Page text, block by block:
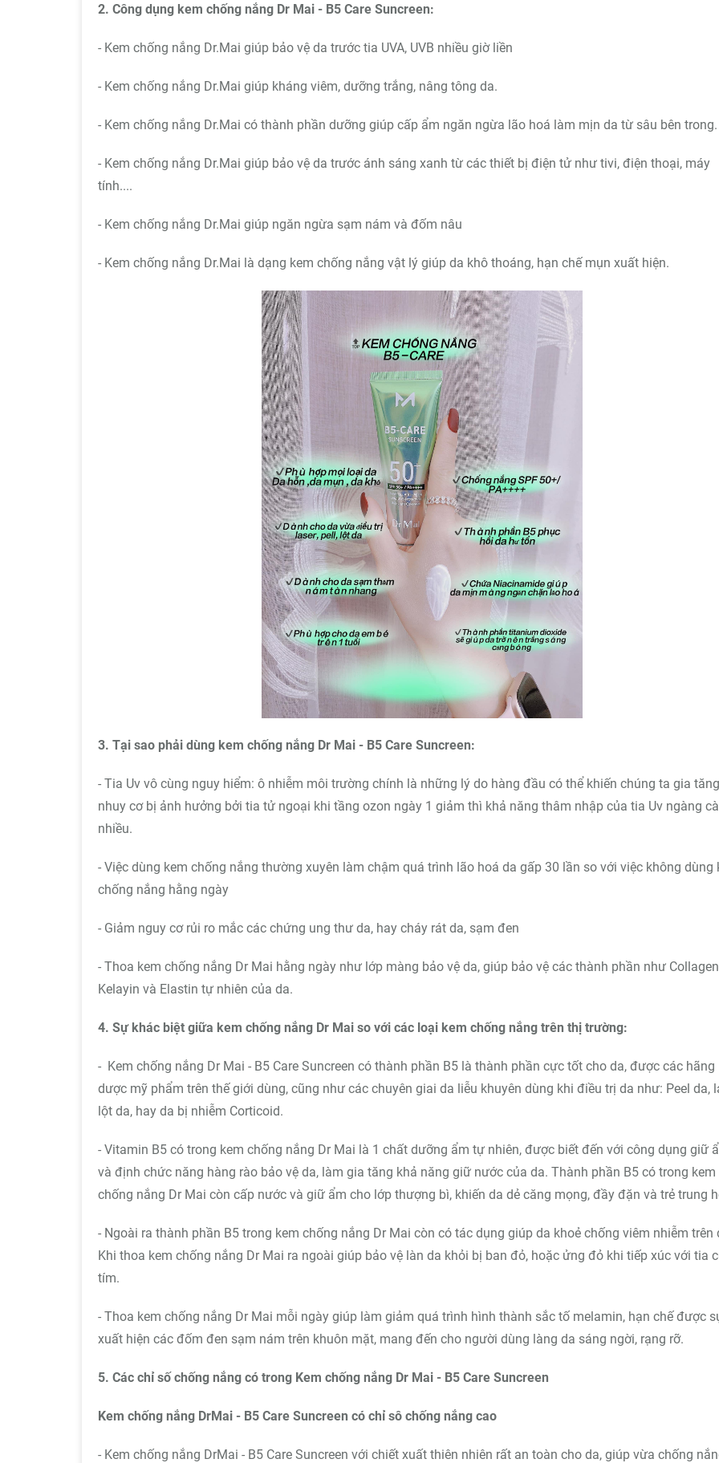
2. Công dụng kem chống nắng Dr Mai - B5 Care Suncreen:
- Kem chống nắng Dr.Mai giúp bảo vệ da trước tia UVA, UVB nhiều giờ liền
- Kem chống nắng Dr.Mai giúp kháng viêm, dưỡng trắng, nâng tông da.
- Kem chống nắng Dr.Mai có thành phần dưỡng giúp cấp ẩm ngăn ngừa lão hoá làm mịn da từ sâu bên trong.
- Kem chống nắng Dr.Mai giúp bảo vệ da trước ánh sáng xanh từ các thiết bị điện tử như tivi, điện thoại, máy
tính....
- Kem chống nắng Dr.Mai giúp ngăn ngừa sạm nám và đốm nâu
- Kem chống nắng Dr.Mai là dạng kem chống nắng vật lý giúp da khô thoáng, hạn chế mụn xuất hiện.
3. Tại sao phải dùng kem chống nắng Dr Mai - B5 Care Suncreen:
- Tia Uv vô cùng nguy hiểm: ô nhiễm môi trường chính là những lý do hàng đầu có thể khiến chúng ta gia tăng
nhuy cơ bị ảnh hưởng bởi tia tử ngoại khi tầng ozon ngày 1 giảm thì khả năng thâm nhập của tia Uv ngàng
nhiều.
- Việc dùng kem chống nắng thường xuyên làm chậm quá trình lão hoá da gấp 30 lần so với việc không dùng
chống nắng hằng ngày
- Giảm nguy cơ rủi ro mắc các chứng ung thư da, hay cháy rát da, sạm đen
- Thoa kem chống nắng Dr Mai hằng ngày như lớp màng bảo vệ da, giúp bảo vệ các thành phần như
Kelayin và Elastin tự nhiên của da.
4. Sự khác biệt giữa kem chống nắng Dr Mai so với các loại kem chống nắng trên thị trường:
- Kem chống nắng Dr Mai - B5 Care Suncreen có thành phần B5 là thành phần cực tốt cho da, được các hãng
dược mỹ phẩm trên thế giới dùng, cũng như các chuyên giai da liễu khuyên dùng khi điều trị da như: Peel da,
lột da, hay da bị nhiễm Corticoid.
- Vitamin B5 có trong kem chống nắng Dr Mai là 1 chất dưỡng ẩm tự nhiên, được biết đến với công dụng giữ
và định chức năng hàng rào bảo vệ da, làm gia tăng khả năng giữ nước của da. Thành phần B5 có trong kem
chống nắng Dr Mai còn cấp nước và giữ ẩm cho lớp thượng bì, khiến da dẻ căng mọng, đầy đặn và trẻ trung
- Ngoài ra thành phần B5 trong kem chống nắng Dr Mai còn có tác dụng giúp da khoẻ chống viêm nhiễm trên
Khi thoa kem chống nắng Dr Mai ra ngoài giúp bảo vệ làn da khỏi bị ban đỏ, hoặc ửng đỏ khi tiếp xúc với tia
tím.
- Thoa kem chống nắng Dr Mai mỗi ngày giúp làm giảm quá trình hình thành sắc tố melamin, hạn chế được
xuất hiện các đốm đen sạm nám trên khuôn mặt, mang đến cho người dùng làng da sáng ngời, rạng rỡ.
5. Các chỉ số chống nắng có trong Kem chống nắng Dr Mai - B5 Care Suncreen
Kem chống nắng DrMai - B5 Care Suncreen có chỉ sô chống nắng cao
- Kem chống nắng DrMai - B5 Care Suncreen với chiết xuất thiên nhiên rất an toàn cho da, giúp vừa chống